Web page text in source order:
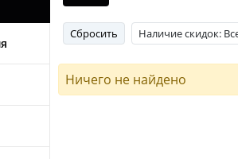
Сбросить Наличие скидок:
Ничего не найдено